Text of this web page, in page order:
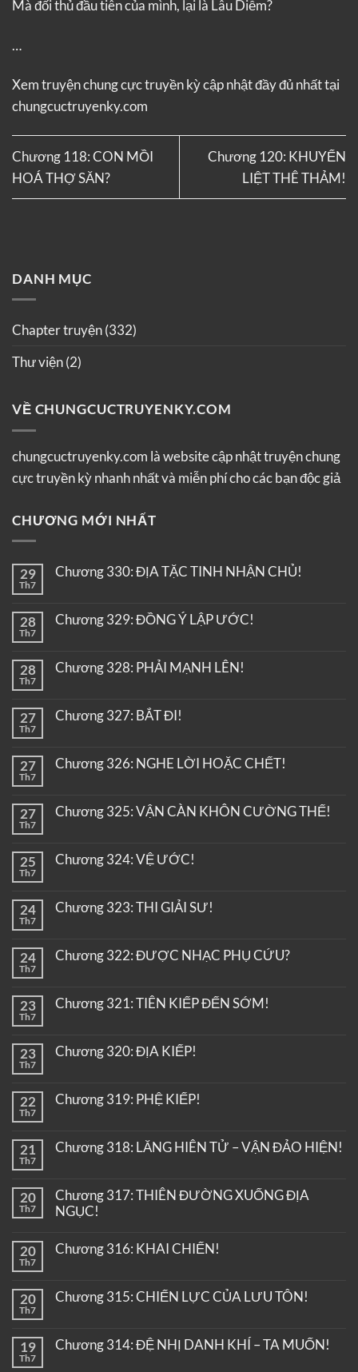
Mà đối thủ đầu tiên của mình, lại là Lâu Diễm?
…
Xem truyệnchung cực truyền kỳcập nhật đầy đủ nhất tại
chungcuctruyenky.com
Chương 118: CON MỒI
HOÁ THỢ SĂN?
Chương 120: KHUYỂN
LIỆT THÊ THẢM!
DANH MỤC
Chapter truyện(332)
Thư viện(2)
VỀ CHUNGCUCTRUYENKY.COM
chungcuctruyenky.com là website cập nhật truyện chung
cực truyền kỳ nhanh nhất và miễn phí cho các bạn độc giả
CHƯƠNG MỚI NHẤT
29
Th7
Chương 330: ĐỊA TẶC TINH NHẬN CHỦ!
28
Th7
Chương 329: ĐỒNG Ý LẬP ƯỚC!
28
Th7
Chương 328: PHẢI MẠNH LÊN!
27
Th7
Chương 327: BẮT ĐI!
27
Th7
Chương 326: NGHE LỜI HOẶC CHẾT!
27
Th7
Chương 325: VẬN CÀN KHÔN CƯỜNG THẾ!
25
Th7
Chương 324: VỆ ƯỚC!
24
Th7
Chương 323: THI GIẢI SƯ!
24
Th7
Chương 322: ĐƯỢC NHẠC PHỤ CỨU?
23
Th7
Chương 321: TIÊN KIẾP ĐẾN SỚM!
23
Th7
Chương 320: ĐỊA KIẾP!
22
Th7
Chương 319: PHỆ KIẾP!
21
Th7
Chương 318: LĂNG HIÊN TỬ – VẬN ĐẢO HIỆN!
20
Th7
Chương 317: THIÊN ĐƯỜNG XUỐNG ĐỊA
NGỤC!
20
Th7
Chương 316: KHAI CHIẾN!
20
Th7
Chương 315: CHIẾN LỰC CỦA LƯU TÔN!
19
Th7
Chương 314: ĐỆ NHỊ DANH KHÍ – TA MUỐN!